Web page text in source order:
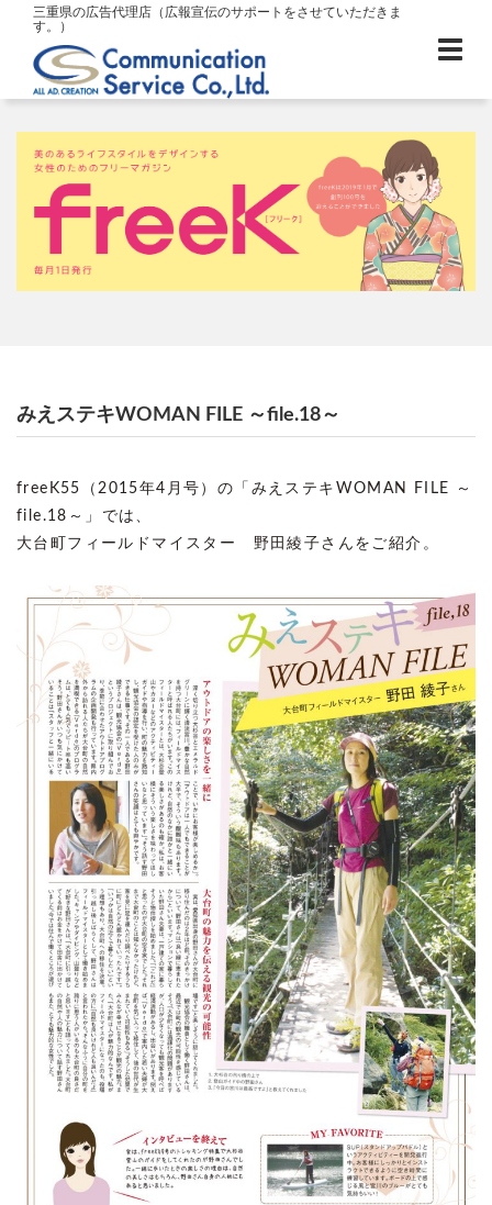
三重県の広告代理店（広報宣伝のサポートをさせていただきま
す。）
みえステキWOMAN FILE ～file.18～
freeK55（2015年4月号）の「みえステキWOMAN FILE ～
file.18～」では、
大台町フィールドマイスター 野田綾子さんをご紹介。